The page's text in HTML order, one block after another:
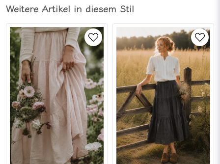
Weitere Artikel in diesem Stil